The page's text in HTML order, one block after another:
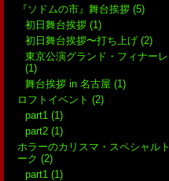
『ソドムの市』舞台挨拶 (5)
初日舞台挨拶 (1)
初日舞台挨拶〜打ち上げ (2)
東京公演グランド・フィナーレ
(1)
舞台挨拶 in 名古屋 (1)
ロフトイベント (2)
part1 (1)
part2 (1)
ホラーのカリスマ・スペシャルト
ーク (2)
part1 (1)